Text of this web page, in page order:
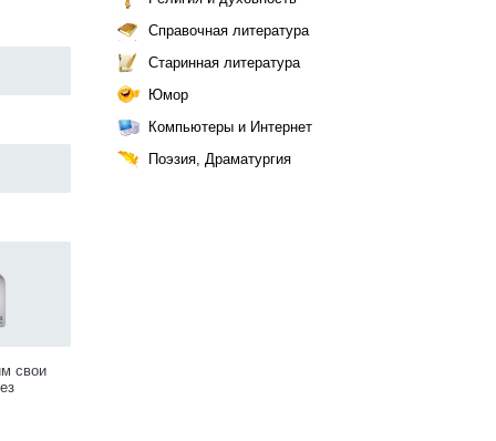
свои
Справочная литература
Старинная литература
Юмор
Компьютеры и Интернет
Поэзия, Драматургия